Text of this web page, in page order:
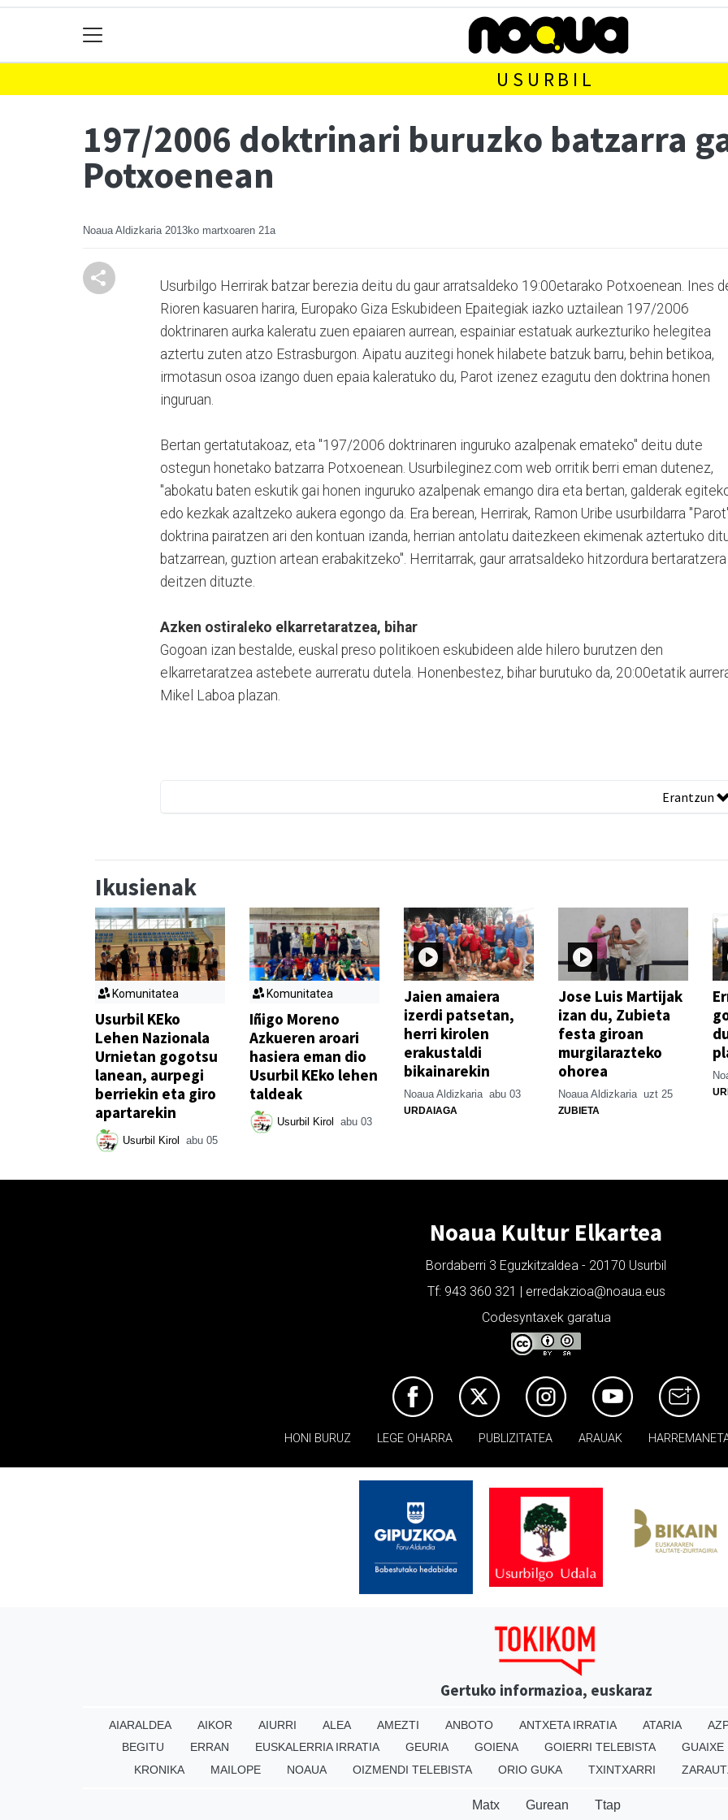
USURBIL
197/2006 doktrinari buruzko batzarra
Potxoenean
Noaua Aldizkaria 2013ko martxoaren 21a
Usurbilgo Herrirak batzar berezia deitu du gaur arratsaldeko 19:00etarako Potxoenean. Ines
Rioren kasuaren harira, Europako Giza Eskubideen Epaitegiak iazko uztailean 197/2006
doktrinaren aurka kaleratu zuen epaiaren aurrean, espainiar estatuak aurkezturiko helegitea
aztertu zuten atzo Estrasburgon. Aipatu auzitegi honek hilabete batzuk barru, behin betikoa,
irmotasun osoa izango duen epaia kaleratuko du, Parot izenez ezagutu den doktrina honen
inguruan.
Bertan gertatutakoaz, eta "197/2006 doktrinaren inguruko azalpenak emateko" deitu dute
ostegun honetako batzarra Potxoenean. Usurbileginez.com web orritik berri eman dutenez,
"abokatu baten eskutik gai honen inguruko azalpenak emango dira eta bertan, galderak
edo kezkak azaltzeko aukera egongo da. Era berean, Herrirak, Ramon Uribe usurbildarra
doktrina pairatzen ari den kontuan izanda, herrian antolatu daitezkeen ekimenak aztertuko
batzarrean, guztion artean erabakitzeko". Herritarrak, gaur arratsaldeko hitzordura bertaratzera
deitzen dituzte.
Azken ostiraleko elkarretaratzea, bihar
Gogoan izan bestalde, euskal preso politikoen eskubideen alde hilero burutzen den
elkarretaratzea astebete aurreratu dutela. Honenbestez, bihar burutuko da, 20:00etatik
Mikel Laboa plazan.
Erantzun
Ikusienak
Komunitatea
Usurbil KEko
Lehen Nazionala
Urnietan gogotsu
lanean, aurpegi
berriekin eta giro
apartarekin
Usurbil Kirol abu 05
Komunitatea
Iñigo Moreno
Azkueren aroari
hasiera eman dio
Usurbil KEko lehen
taldeak
Usurbil Kirol abu 03
Jaien amaiera
izerdi patsetan,
herri kirolen
erakustaldi
bikainarekin
Noaua Aldizkaria abu 03
URDAIAGA
Jose Luis Martijak
izan du, Zubieta
festa giroan
murgilarazteko
ohorea
Noaua Aldizkaria uzt 25
ZUBIETA
Noaua Kultur Elkartea
Bordaberri 3 Eguzkitzaldea - 20170 Usurbil
Tf: 943 360 321 | erredakzioa@noaua.eus
Codesyntaxek garatua
HONI BURUZ LEGE OHARRA PUBLIZITATEA ARAUAK
Gertuko informazioa, euskaraz
AIARALDEA AIKOR AIURRI ALEA AMEZTI ANBOTO ANTXETA IRRATIA ATARIA
BEGITU
ERRAN EUSKALERRIA IRRATIA GEURIA GOIENA GOIERRI TELEBISTA GUAIXE
KRONIKA
MAILOPE NOAUA OIZMENDI TELEBISTA ORIO GUKA TXINTXARRI
Matx Gurean Ttap